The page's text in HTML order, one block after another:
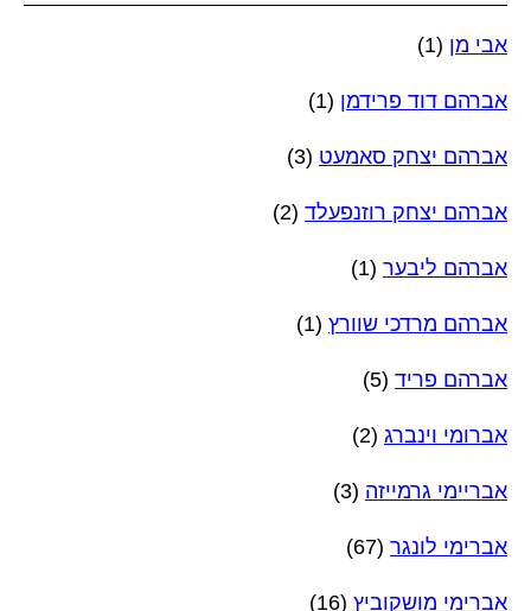
אבי מן (1)
אברהם דוד פרידמן (1)
אברהם יצחק סאמעט (3)
אברהם יצחק רוזנפעלד (2)
אברהם ליבער (1)
אברהם מרדכי שוורץ (1)
אברהם פריד (5)
אברומי וינברג (2)
אבריימי גרמייזה (3)
אברימי לונגר (67)
אברימי מושקוביץ (16)